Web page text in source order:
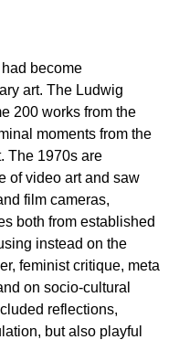
become
art. The Ludwig
200 works from the
moments from the
The 1970s are
of video art and saw
film cameras,
both from established
instead on the
feminist critique, meta
on socio-cultural
reflections,
but also playful